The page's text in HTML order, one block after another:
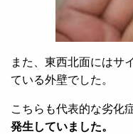
また、東西北面にはサ
ている外壁でした。
こちらも代表的な劣化
発生していました。